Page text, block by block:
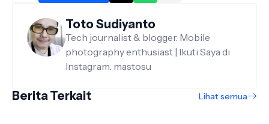
Toto Sudiyanto
Tech journalist & blogger. Mobile
photography enthusiast | Ikuti Saya di
Instagram: mastosu
Berita Terkait Lihat semua